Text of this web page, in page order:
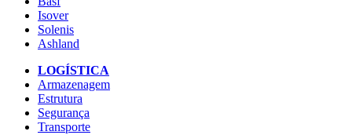
Isover
Solenis
Ashland
LOGÍSTICA
Armazenagem
Estrutura
Segurança
Transporte